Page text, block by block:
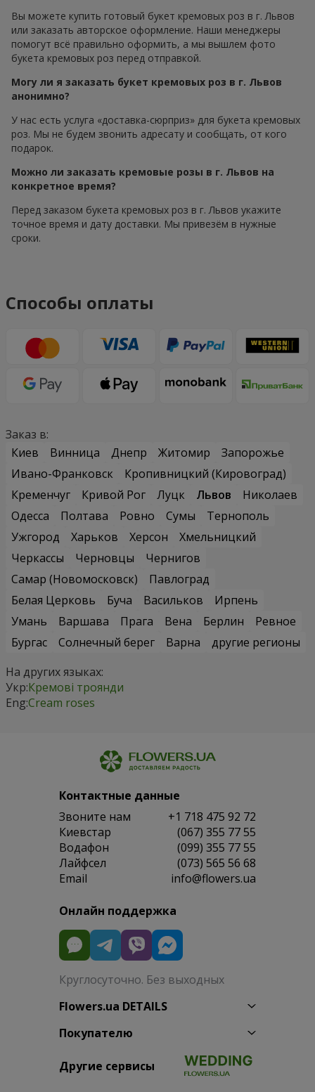
Вы можете купить готовый букет кремовых роз в г. Львов
или заказать авторское оформление. Наши менеджеры
помогут всё правильно оформить, а мы вышлем фото
букета кремовых роз перед отправкой.
Могу ли я заказать букет кремовых роз в г. Львов
анонимно?
У нас есть услуга «доставка-сюрприз» для букета кремовых
роз. Мы не будем звонить адресату и сообщать, от кого
подарок.
Можно ли заказать кремовые розы в г. Львов на
конкретное время?
Перед заказом букета кремовых роз в г. Львов укажите
точное время и дату доставки. Мы привезём в нужные
сроки.
Способы оплаты
Заказ в:
Киев
Винница Днепр Житомир
Запорожье
Ивано-Франковск
Кропивницкий (Кировоград)
Кременчуг
Кривой Рог Луцк Львов
Николаев
Одесса
Полтава Ровно Сумы
Тернополь
Ужгород
Харьков Херсон
Хмельницкий
Черкассы
Черновцы
Чернигов
Самар (Новомосковск)
Павлоград
Белая Церковь
Буча Васильков
Ирпень
Умань
Варшава Прага Вена Берлин
Ревное
Бургас
Солнечный берег Варна
другие регионы
На других языках:
Укр:Кремові троянди
Eng:Cream roses
Контактные данные
Звоните нам
+1 718 475 92 72
Киевстар
(067) 355 77 55
Водафон
(099) 355 77 55
Лайфсел
(073) 565 56 68
Email
info@flowers.ua
Онлайн поддержка
Круглосуточно. Без выходных
Flowers.ua DETAILS
Покупателю
Другие сервисы